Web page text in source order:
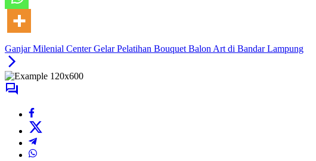
Ganjar Milenial Center Gelar Pelatihan Bouquet Balon Art di Bandar Lampung